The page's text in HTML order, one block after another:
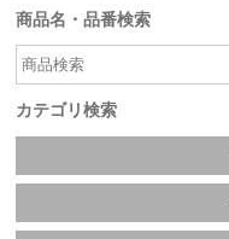
商品名・品番検索
カテゴリ検索